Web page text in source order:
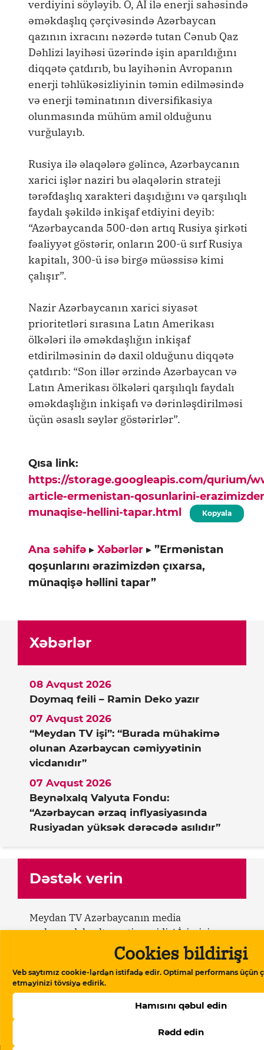
Cookies bildirişi
Veb saytımız cookie-lərdən istifadə edir. Optimal performans üçün
etməyinizi tövsiyə edirik.
Hamısını qəbul edin
Rədd edin
verdiyini söyləyib. O, Aİ ilə enerji sahəsində
əməkdaşlıq çərçivəsində Azərbaycan
qazının ixracını nəzərdə tutan Cənub Qaz
Dəhlizi layihəsi üzərində işin aparıldığını
diqqətə çatdırıb, bu layihənin Avropanın
enerji təhlükəsizliyinin təmin edilməsində
və enerji təminatının diversifikasiya
olunmasında mühüm amil olduğunu
vurğulayıb.
Rusiya ilə əlaqələrə gəlincə, Azərbaycanın
xarici işlər naziri bu əlaqələrin strateji
tərəfdaşlıq xarakteri daşıdığını və qarşılıqlı
faydalı şəkildə inkişaf etdiyini deyib:
“Azərbaycanda 500-dən artıq Rusiya şirkəti
fəaliyyət göstərir, onların 200-ü sırf Rusiya
kapitalı, 300-ü isə birgə müəssisə kimi
çalışır”.
Nazir Azərbaycanın xarici siyasət
prioritetləri sırasına Latın Amerikası
ölkələri ilə əməkdaşlığın inkişaf
etdirilməsinin də daxil olduğunu diqqətə
çatdırıb: “Son illər ərzində Azərbaycan və
Latın Amerikası ölkələri qarşılıqlı faydalı
əməkdaşlığın inkişafı və dərinləşdirilməsi
üçün əsaslı səylər göstərirlər”.
Qısa link:
https://storage.googleapis.com/qurium/
article-ermenistan-qosunlarini-
munaqise-hellini-tapar.html
Kopyala
Ana səhifə ▸ Xəbərlər ▸ ”Ermənistan
qoşunlarını ərazimizdən çıxarsa,
münaqişə həllini tapar”
Xəbərlər
Doymaq feili – Ramin Deko yazır
08 Avqust 2026
“Meydan TV işi”: “Burada mühakimə
olunan Azərbaycan cəmiyyətinin
vicdanıdır”
07 Avqust 2026
Beynəlxalq Valyuta Fondu:
“Azərbaycan ərzaq inflyasiyasında
Rusiyadan yüksək dərəcədə asılıdır”
07 Avqust 2026
Dəstək verin
Meydan TV Azərbaycanın media
məkanındakı alternativ səsidir! İşimizin
davamlı olması üçün sizin də köməyinizə
ehtiyacımız var. Meydan TV-yə aylıq və ya
birdəfəlik yardımlarla dəstək olun.
Dəstək verin